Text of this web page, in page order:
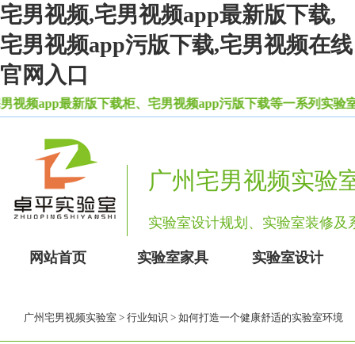
宅男视频,宅男视频app最新版下载,
宅男视频app污版下载,宅男视频在线
官网入口
最新版下载柜、宅男视频app污版下载等一系列实验室设备
广州宅男视频实验
实验室设计规划、实验室装修
网站首页 实验室家具 实验室设计
广州宅男视频实验室 > 行业知识 > 如何打造一个健康舒适的实验室环境